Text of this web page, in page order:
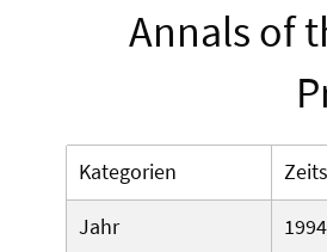
Annals of
Kategorien
Jahr
1994